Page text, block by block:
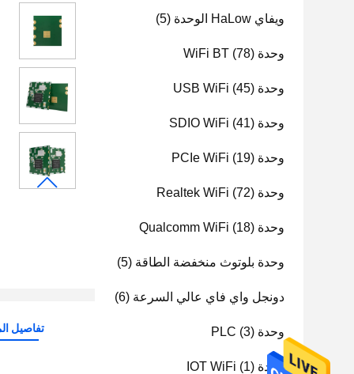
ويفاي HaLow الوحدة (5)
وحدة WiFi BT (78)
وحدة USB WiFi (45)
وحدة SDIO WiFi (41)
وحدة PCIe WiFi (19)
وحدة Realtek WiFi (72)
وحدة Qualcomm WiFi (18)
وحدة بلوتوث منخفضة الطاقة (5)
دونجل واي فاي عالي السرعة (6)
وحدة PLC (3)
وحدة IOT WiFi (1)
تفاصيل